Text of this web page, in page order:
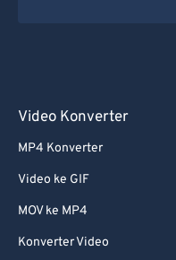
Video Konverter
MP4 Konverter
Video ke GIF
MOV ke MP4
Konverter Video